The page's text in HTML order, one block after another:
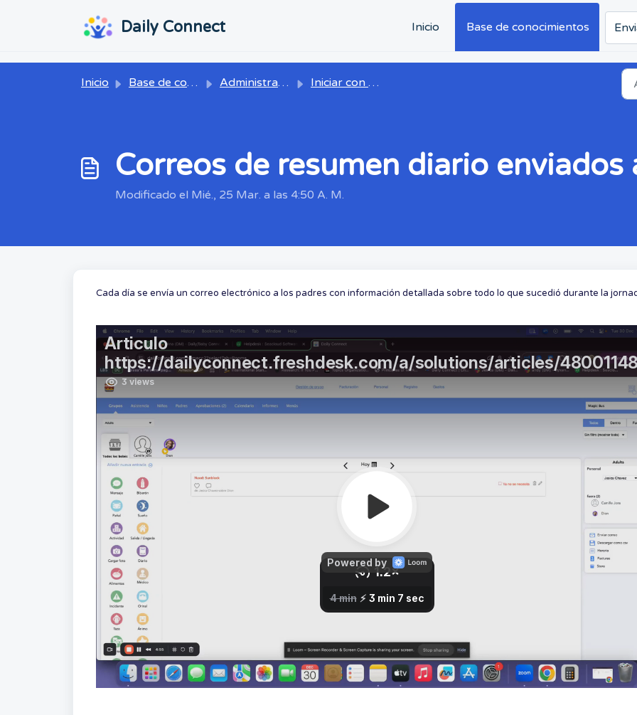
Daily Connect Inicio Base de conocimientos
Inicio Base de conocimientos Administrador Iniciar con Daily Connect
Correos de resumen diario enviados
Modificado el Mié., 25 Mar. a las 4:50 A. M.
Cada día se envía un correo electrónico a los padres con información detallada sobre todo lo que sucedió durante la